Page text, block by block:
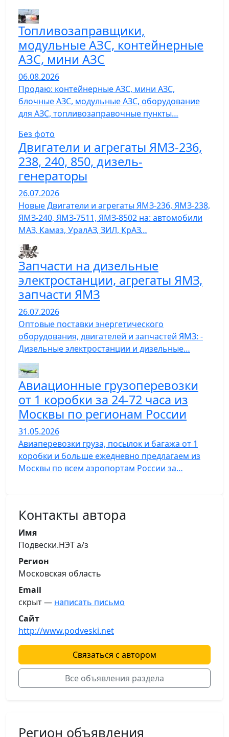
Топливозаправщики,
модульные АЗС, контейнерные
АЗС, мини АЗС
06.08.2026
Продаю: контейнерные АЗС, мини АЗС,
блочные АЗС, модульные АЗС, оборудование
для АЗС, топливозаправочные пункты…
Без фото
Двигатели и агрегаты ЯМЗ-236,
238, 240, 850, дизель-
генераторы
26.07.2026
Новые Двигатели и агрегаты ЯМЗ-236, ЯМЗ-238,
ЯМЗ-240, ЯМЗ-7511, ЯМЗ-8502 на: автомобили
МАЗ, Камаз, УралАЗ, ЗИЛ, КрАЗ…
Запчасти на дизельные
электростанции, агрегаты ЯМЗ,
запчасти ЯМЗ
26.07.2026
Оптовые поставки энергетического
оборудования, двигателей и запчастей ЯМЗ: -
Дизельные электростанции и дизельные…
Авиационные грузоперевозки
от 1 коробки за 24-72 часа из
Москвы по регионам России
31.05.2026
Авиаперевозки груза, посылок и багажа от 1
коробки и больше ежедневно предлагаем из
Москвы по всем аэропортам России за…
Контакты автора
Имя
Подвески.НЭТ а/з
Регион
Московская область
Email
скрыт — написать письмо
Сайт
http://www.podveski.net
Связаться с автором
Все объявления раздела
Регион объявления